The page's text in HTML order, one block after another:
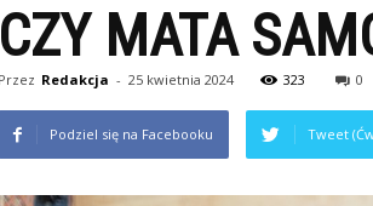
CZY MATA
Przez Redakcja - 25 kwietnia 2024 323 0
Podziel się na Facebooku Tweet